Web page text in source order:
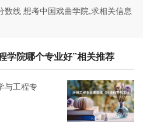
数线 想考中国戏曲学院,求相关信息
学院哪个专业好”相关推荐
与工程专